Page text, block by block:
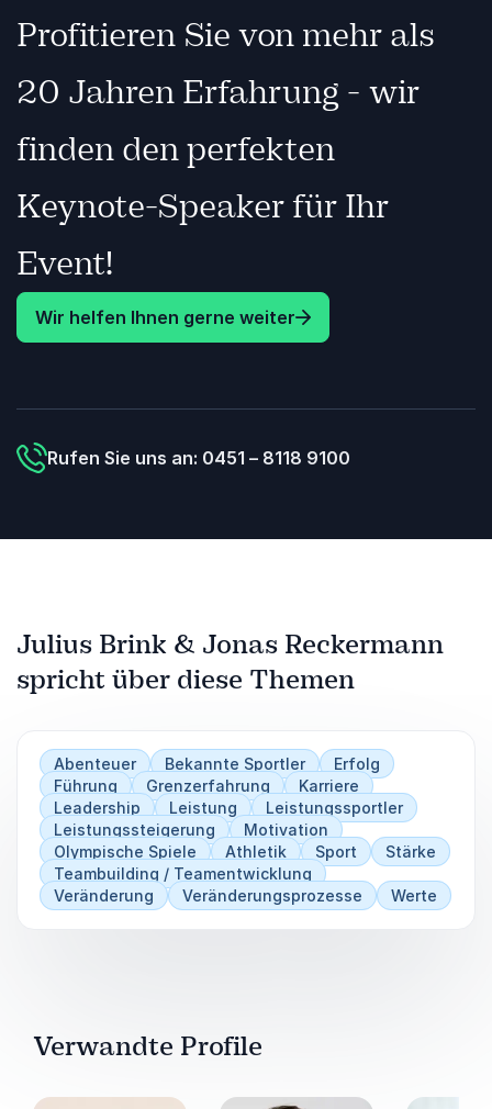
Profitieren Sie von mehr als
20 Jahren Erfahrung - wir
finden den perfekten
Keynote-Speaker für Ihr
Event!
Wir helfen Ihnen gerne weiter
Rufen Sie uns an: 0451 – 8118 9100
Julius Brink & Jonas Reckermann
spricht über diese Themen
Abenteuer Bekannte Sportler
Erfolg
Führung
Grenzerfahrung
Karriere
Leadership
Leistung
Leistungssportler
Leistungssteigerung
Motivation
Olympische Spiele
Athletik Sport
Stärke
Teambuilding / Teamentwicklung
Veränderung
Veränderungsprozesse Werte
Verwandte Profile